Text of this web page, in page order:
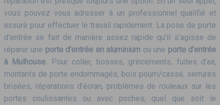
vous pouvez vous adresser à un professionnel qualifié et
assuré pour effectuer le travail rapidement. La pose de porte
d’entrée se fait de manière assez rapide qu’il s’agisse de
réparer une porte d’entrée en aluminium ou une porte d’entrée
à Mulhouse . Pour coller, bosses, grincements, fuites d’air,
montants de porte endommagés, bois pourri/cassé, serrures
brisées, réparations d’écran, problèmes de rouleaux sur les
portes coulissantes ou avec poches, quel que soit le